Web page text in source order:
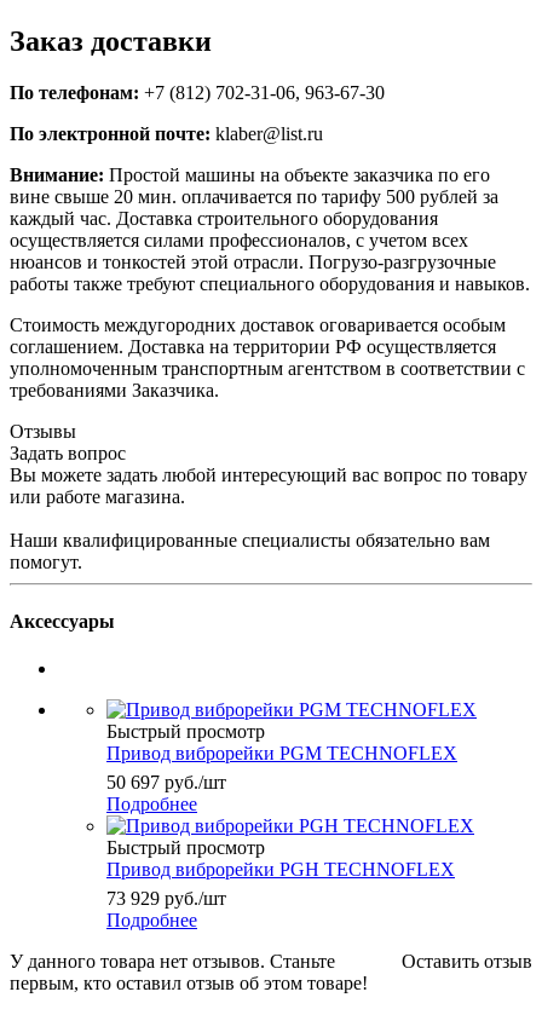
Заказ доставки
По телефонам: +7 (812) 702-31-06, 963-67-30
По электронной почте: klaber@list.ru
Внимание: Простой машины на объекте заказчика по его
вине свыше 20 мин. оплачивается по тарифу 500 рублей за
каждый час. Доставка строительного оборудования
осуществляется силами профессионалов, с учетом всех
нюансов и тонкостей этой отрасли. Погрузо-разгрузочные
работы также требуют специального оборудования и навыков.
Стоимость междугородних доставок оговаривается особым
соглашением. Доставка на территории РФ осуществляется
уполномоченным транспортным агентством в соответствии с
требованиями Заказчика.
Отзывы
Задать вопрос
Вы можете задать любой интересующий вас вопрос по товару
или работе магазина.
Наши квалифицированные специалисты обязательно вам
помогут.
Аксессуары
Быстрый просмотр
Привод виброрейки PGM TECHNOFLEX
50 697 руб./шт
Подробнее
Быстрый просмотр
Привод виброрейки PGH TECHNOFLEX
73 929 руб./шт
Подробнее
Оставить отзыв
У данного товара нет отзывов. Станьте
первым, кто оставил отзыв об этом товаре!